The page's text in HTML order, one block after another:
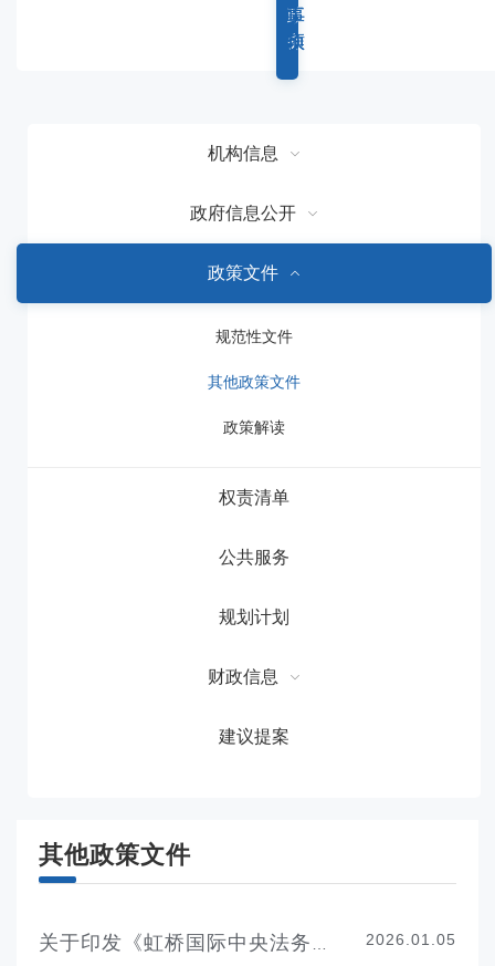
政
务
工
作
事
项
事
项
机构信息
政府信息公开
政策文件
规范性文件
其他政策文件
政策解读
权责清单
公共服务
规划计划
财政信息
建议提案
其他政策文件
2026.01.05